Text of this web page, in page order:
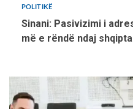
POLITIKË
Sinani: Pasivizimi i
më e rëndë ndaj